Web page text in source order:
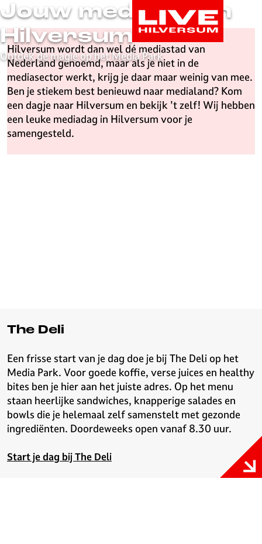
G
a
n
r
d
e
m
r
s
u
m
Jouw mediadag in
Hilversum
Ontdek de magie op het Media Park
Hilversum wordt dan wel dé mediastad van
Nederland genoemd, maar als je niet in de
mediasector werkt, krijg je daar maar weinig van mee.
Ben je stiekem best benieuwd naar medialand? Kom
een dagje naar Hilversum en bekijk 't zelf! Wij hebben
een leuke mediadag in Hilversum voor je
samengesteld.
The Deli
Een frisse start van je dag doe je bij The Deli op het
Media Park. Voor goede koffie, verse juices en healthy
bites ben je hier aan het juiste adres. Op het menu
staan heerlijke sandwiches, knapperige salades en
bowls die je helemaal zelf samenstelt met gezonde
ingrediënten. Doordeweeks open vanaf 8.30 uur.
Start je dag bij The Deli